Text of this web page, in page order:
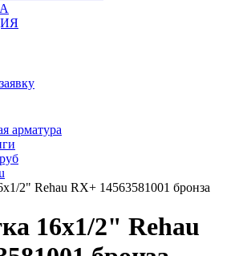
арматура
2" Rehau RX+ 14563581001 бронза
16x1/2" Rehau